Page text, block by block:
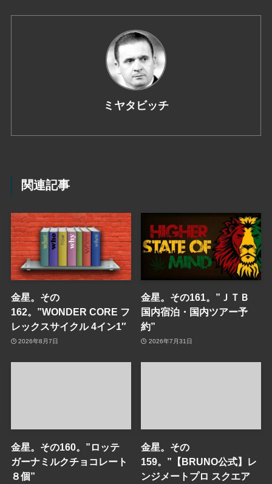
ミヤタビッチ
関連記事
金星。その
162。”WONDER CORE フ
レックスサイクル 4イン1″
2026年8月7日
金星。その161。”ＪＴＢ
国内宿泊・国内ツアー予
約”
2026年7月31日
金星。その160。”ロッテ
ガーナミルクチョコレート
８個”
金星。その
159。”【BRUNO公式】レ
ンジメートプロ スクエア